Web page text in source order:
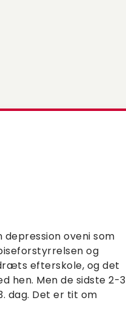
oveni som
og
efterskole, og det
hen. Men de sidste 2-3
dag. Det er tit om